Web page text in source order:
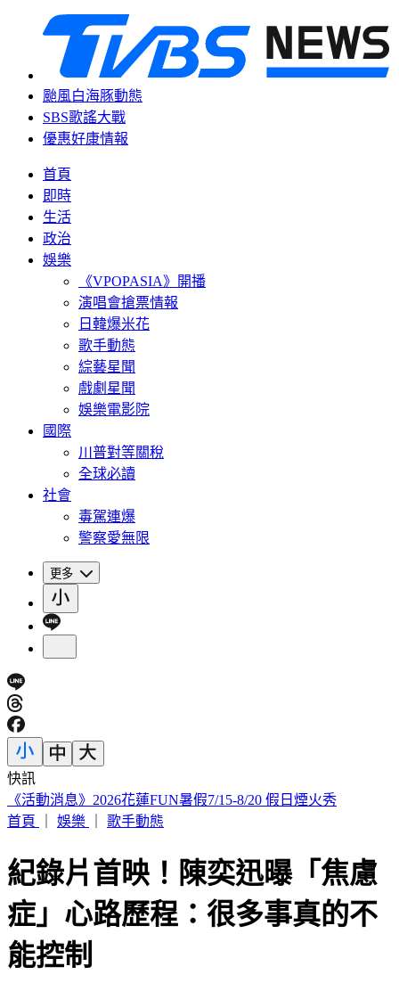
颱風白海豚動態
SBS歌謠大戰
優惠好康情報
首頁
即時
生活
政治
娛樂
《VPOPASIA》開播
演唱會搶票情報
日韓爆米花
歌手動態
綜藝星聞
戲劇星聞
娛樂電影院
國際
川普對等關稅
全球必讀
社會
毒駕連爆
警察愛無限
更多
快訊
要助理颱風天「肉身護植栽」 愛莉莎莎挨轟無奈曝原因
首頁
娛樂 歌手動態
紀錄片首映！陳奕迅曝「焦慮
症」心路歷程：很多事真的不
能控制